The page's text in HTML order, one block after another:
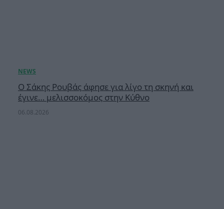
Ο Σάκης Ρουβάς άφησε για λίγο τη σκηνή και
έγινε… μελισσοκόμος στην Κύθνο
06.08.2026